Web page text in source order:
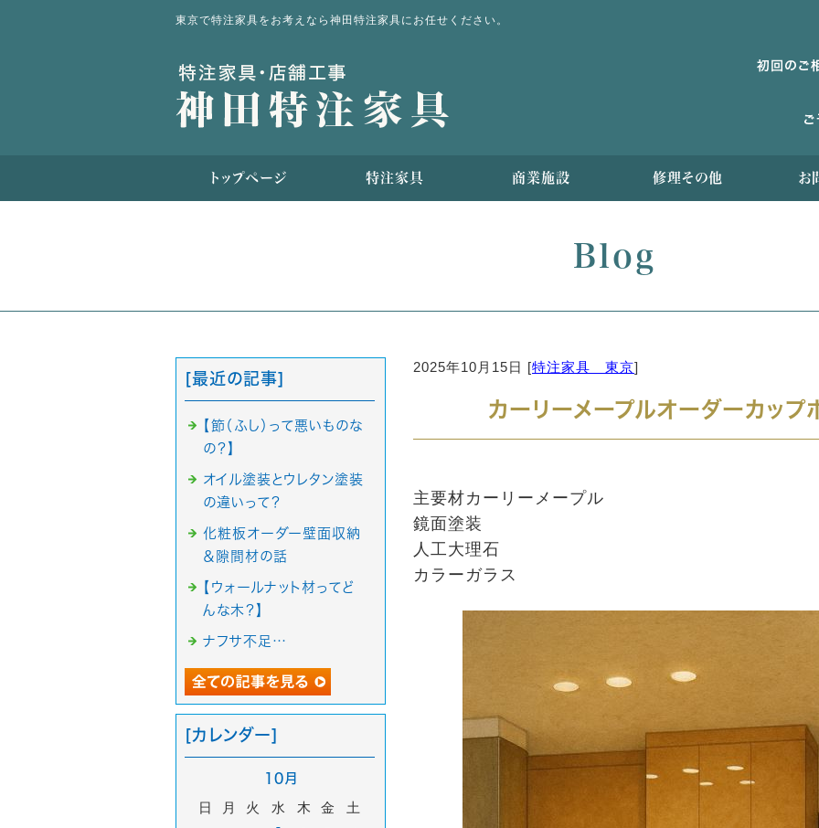
東京で特注家具をお考えなら神田特注家具にお任せください。
トップページ 特注家具 商業施設 修理その他 お
Blog
2025年10月15日 [特注家具 東京]
カーリーメープルオーダーカップ
主要材カーリーメープル
鏡面塗装
人工大理石
カラーガラス
[最近の記事]
【節（ふし）って悪いものな
の？】
オイル塗装とウレタン塗装
の違いって？
化粧板オーダー壁面収納
＆隙間材の話
【ウォールナット材ってど
んな木？】
ナフサ不足…
[カレンダー]
10月
日 月 火 水 木 金 土